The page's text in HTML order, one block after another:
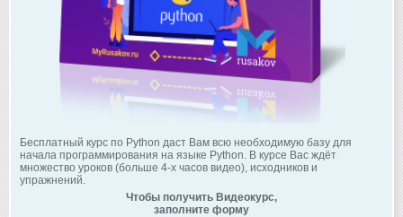
Бесплатный курс по Python даст Вам всю необходимую базу для
начала программирования на языке Python. В курсе Вас ждёт
множество уроков (больше 4-х часов видео), исходников и
упражнений.
Чтобы получить Видеокурс,
заполните форму